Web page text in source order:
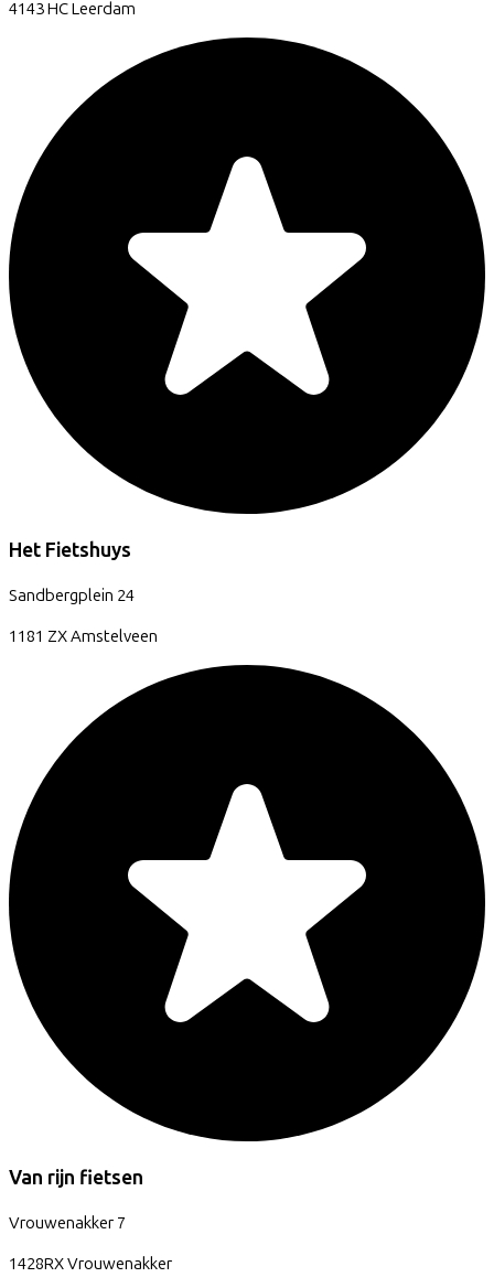
4143 HCLeerdam
Het Fietshuys
Sandbergplein 24
1181 ZXAmstelveen
Van rijn fietsen
Vrouwenakker 7
1428RXVrouwenakker